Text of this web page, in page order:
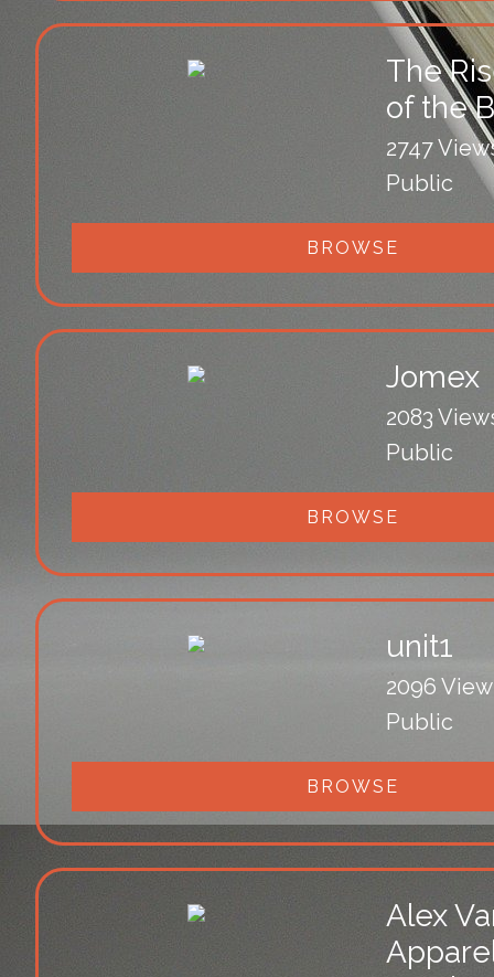
The
of the
2747
Public
BROWSE
Jomex
2083
Public
BROWSE
unit1
2096
Public
BROWSE
Alex